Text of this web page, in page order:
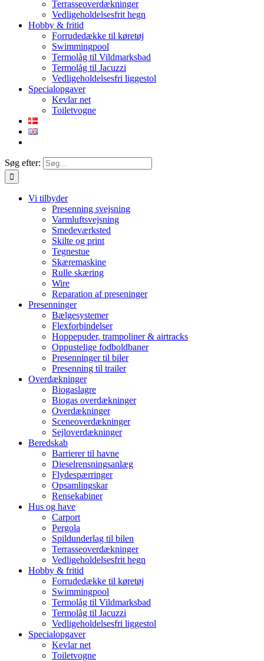
Terrasseoverdækninger
Vedligeholdelsesfrit hegn
Hobby & fritid
Forrudedække til køretøj
Swimmingpool
Termolåg til Vildmarksbad
Termolåg til Jacuzzi
Vedligeholdelsesfri liggestol
Specialopgaver
Kevlar net
Toiletvogne
Søg efter:
Vi tilbyder
Presenning svejsning
Varmluftsvejsning
Smedeværksted
Skilte og print
Tegnestue
Skæremaskine
Rulle skæring
Wire
Reparation af preseninger
Presenninger
Bælgesystemer
Flexforbindelser
Hoppepuder, trampoliner & airtracks
Oppustelige fodboldbaner
Presenninger til biler
Presenning til trailer
Overdækninger
Biogaslagre
Biogas overdækninger
Overdækninger
Sceneoverdækninger
Sejloverdækninger
Beredskab
Barrierer til havne
Dieselrensningsanlæg
Flydespærringer
Opsamlingskar
Rensekabiner
Hus og have
Carport
Pergola
Spildunderlag til bilen
Terrasseoverdækninger
Vedligeholdelsesfrit hegn
Hobby & fritid
Forrudedække til køretøj
Swimmingpool
Termolåg til Vildmarksbad
Termolåg til Jacuzzi
Vedligeholdelsesfri liggestol
Specialopgaver
Kevlar net
Toiletvogne